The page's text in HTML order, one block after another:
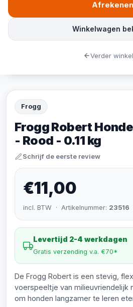
Frogg
Frogg Robert
- Rood - 0.11 kg
Schrijf de eerste review
€11,00
incl. BTW · Artikelnummer: 23516
Levertijd 2-4 werkdagen
Gratis verzending v.a. €70*
De Frogg Robert is een stevig,
voerspeeltje van milieuvriendelijk
om honden langzamer te leren
Winkelwagen
Afrekenen
Verder